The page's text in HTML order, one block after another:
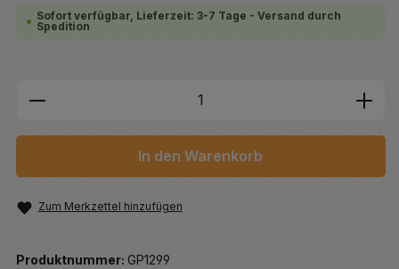
Sofort verfügbar, Lieferzeit: 3-7 Tage - Versand durch
Spedition
Produkt Anzahl: Gib den
In den Warenkorb
Zum Merkzettel hinzufügen
Produktnummer: GP1299